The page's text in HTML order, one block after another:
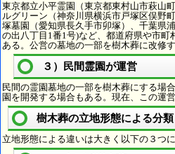
東京都立小平霊園（東京都東村山市萩山
ルグリーン（神奈川県横浜市戸塚区俣野
塚墓園（愛知県長久手市卯塚）、千葉県
の出八丁目1番1号)など、都道府県や市町
ある。公営の墓地の一部を樹木葬に改修す
３）民間霊園が運営
民間の霊園墓地の一部を樹木葬にする場
園を開発する場合もある。現在、この運
樹木葬の立地形態による分類
立地形態による違いは大きく以下の３つに